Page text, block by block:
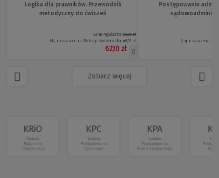
Logika dla prawników. Przewodnik
metodyczny do ćwiczeń
Cena regularna:69,00 zł
Najniższa cena z 30 dni przed obniżką:46,91 zł
62,10 zł
Postępowanie
Najniższa cena z
Zobacz więcej
KRiO
Kodeks
Rodzinny
i Opiekuńczy
KPC
Kodeks
Postępowania
Cywilnego
KPA
Kodeks
Postępowania
Administracyjnego